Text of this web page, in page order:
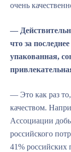
очень
—
что за
упакованная,
— Это как раз
качеством.
Ассоциации
российского
41% российских